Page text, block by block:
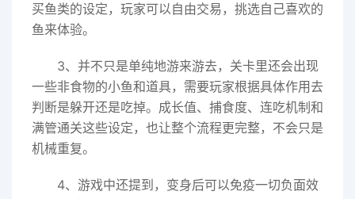
买鱼类的设定，玩家可以自由交易，挑选自己喜欢的
鱼来体验。
3、并不只是单纯地游来游去，关卡里还会出现
一些非食物的小鱼和道具，需要玩家根据具体作用去
判断是躲开还是吃掉。成长值、捕食度、连吃机制和
满管通关这些设定，也让整个流程更完整，不会只是
机械重复。
4、游戏中还提到，变身后可以免疫一切负面效